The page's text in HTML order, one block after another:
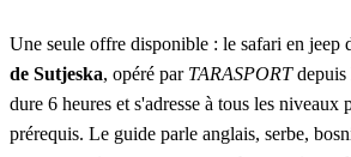
Une seule offre disponible : le safari en jeep
de Sutjeska, opéré par TARASPORTdepuis
dure 6 heures et s'adresse à tous les niveaux
prérequis. Le guide parle anglais, serbe,